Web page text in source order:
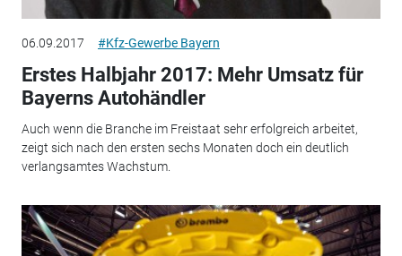
06.09.2017 #Kfz-Gewerbe Bayern
Erstes Halbjahr 2017: Mehr Umsatz für
Bayerns Autohändler
Auch wenn die Branche im Freistaat sehr erfolgreich arbeitet,
zeigt sich nach den ersten sechs Monaten doch ein deutlich
verlangsamtes Wachstum.